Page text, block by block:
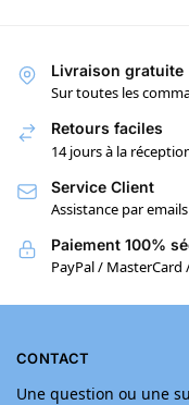
Livraison gratuite
Sur toutes les
Retours faciles
14 jours à la
Service Client
Assistance par
Paiement 100%
PayPal / MasterCard
CONTACT
Une question ou une